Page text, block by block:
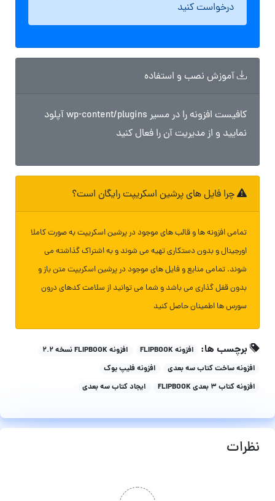
درخواست کنید
آموزش نصب و استفاده
کافیست افزونه را در مسیر wp-content/plugins آپلود
نمایید و از مدیریت آن را فعال کنید
چرا فایل های پرشین اسکریپت رایگان است؟
تمامی افزونه ها و قالب های موجود در پرشین اسکریپت به صورت کاملا
اورجینال و بدون دستکاری تهیه می شوند و به اشتراک گذاشته می
شوند. تمامی منابع و فایل های موجود در پرشین اسکریپت متن باز و
بدون قفل گذاری می باشد و شما می توانید از سلامت کدهای درون
سورس ها اطمینان حاصل کنید
برچسب ها: افزونه FLIPBOOK
افزونه FLIPBOOK نسخه 2.2
افزونه ساخت کتاب سه بعدی
افزونه فلیپ بوک
افزونه کتاب 3 بعدی FLIPBOOK
ایجاد کتاب سه بعدی
نظرات